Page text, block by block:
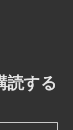
読する